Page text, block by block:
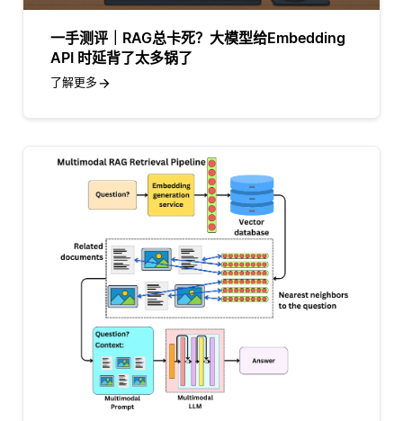
一手测评｜RAG总卡死？大模型给Embedding
API 时延背了太多锅了
了解更多